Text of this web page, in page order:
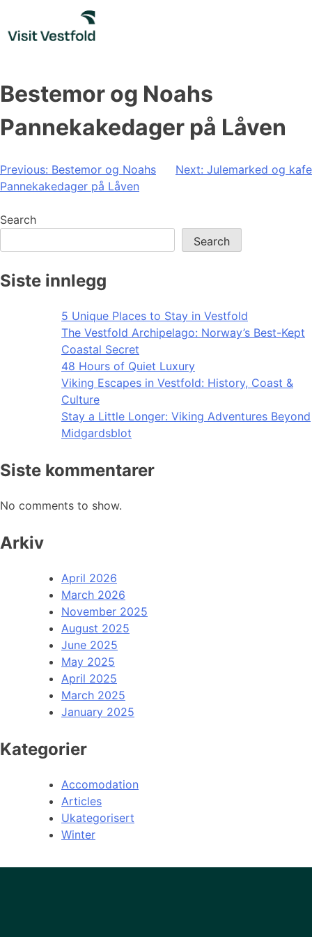
content
Bestemor og Noahs
Pannekakedager på Låven
Post
navigation
Previous: Bestemor og Noahs
Pannekakedager på Låven
Next: Julemarked og kafe
Search
Search
Siste innlegg
5 Unique Places to Stay in Vestfold
The Vestfold Archipelago: Norway’s Best-Kept
Coastal Secret
48 Hours of Quiet Luxury
Viking Escapes in Vestfold: History, Coast &
Culture
Stay a Little Longer: Viking Adventures Beyond
Midgardsblot
Siste kommentarer
No comments to show.
Arkiv
April 2026
March 2026
November 2025
August 2025
June 2025
May 2025
April 2025
March 2025
January 2025
Kategorier
Accomodation
Articles
Ukategorisert
Winter